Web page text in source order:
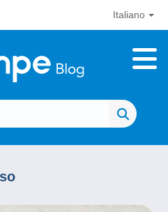
Italiano